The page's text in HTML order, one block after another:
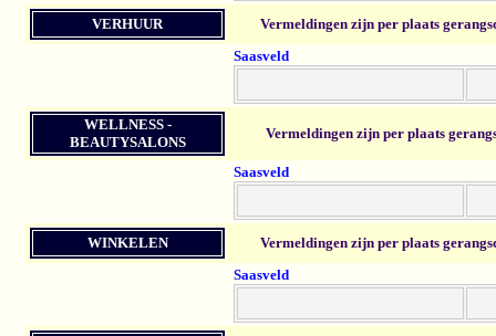
VERHUUR
Vermeldingen zijn per plaats
Saasveld
WELLNESS -
BEAUTYSALONS
Vermeldingen zijn per plaats
Saasveld
WINKELEN
Vermeldingen zijn per plaats
Saasveld